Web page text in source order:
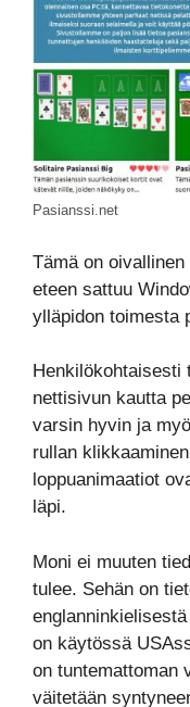
Pasianssi.net
Tämä on
eteen sattuu
ylläpidon toimesta
Henkilökohtaisesti
nettisivun kautta
varsin hyvin ja
rullan
loppuanimaatiot
läpi.
Moni ei muuten
tulee. Sehän on
on käytössä
on tuntemattoman
väitetään